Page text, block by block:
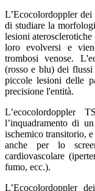
L’Ecocolordoppler
di studiare la
lesioni
loro evolversi e
trombosi venose.
(rosso e blu) dei
piccole lesioni delle
precisione l'entità.
L’ecocolordoppler
l’inquadramento di
ischemico transitorio,
anche per lo
cardiovascolare
fumo, ecc.).
L’Ecocolordoppler